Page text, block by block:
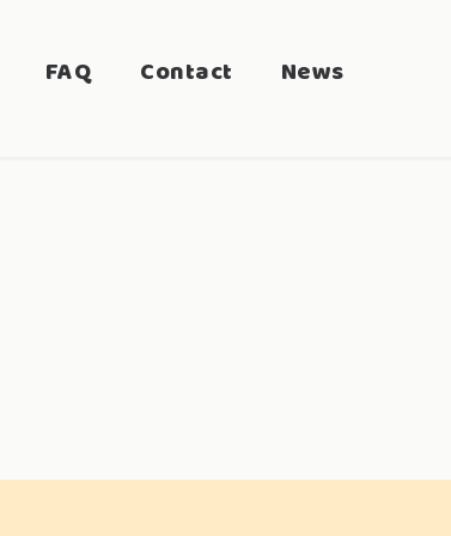
search
FAQ Contact News